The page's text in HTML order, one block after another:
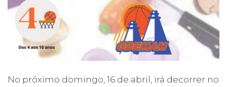
No próximo domingo, 16 de abril, irá decorrer no